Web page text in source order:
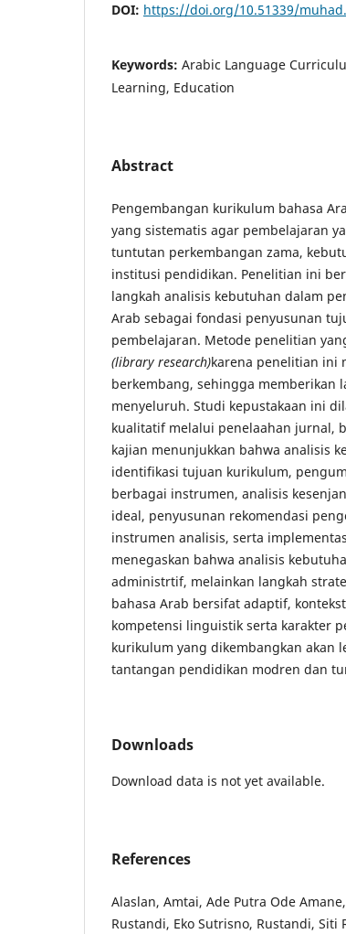
DOI: https://doi.org/10.51339/
Keywords: Arabic Language
Learning, Education
Abstract
Pengembangan kurikulum bahasa
yang sistematis agar pembelajaran
tuntutan perkembangan zama,
institusi pendidikan. Penelitian ini
langkah analisis kebutuhan dalam
Arab sebagai fondasi penyusunan
pembelajaran. Metode penelitian
(library research)karena penelitian ini
berkembang, sehingga memberikan
menyeluruh. Studi kepustakaan ini
kualitatif melalui penelaahan jurnal,
kajian menunjukkan bahwa analisis
identifikasi tujuan kurikulum,
berbagai instrumen, analisis
ideal, penyusunan rekomendasi
instrumen analisis, serta
menegaskan bahwa analisis
administrtif, melainkan langkah
bahasa Arab bersifat adaptif,
kompetensi linguistik serta karakter
kurikulum yang dikembangkan akan
tantangan pendidikan modren dan
Downloads
Download data is not yet available.
References
Alaslan, Amtai, Ade Putra Ode
Rustandi, Eko Sutrisno, Rustandi, Siti